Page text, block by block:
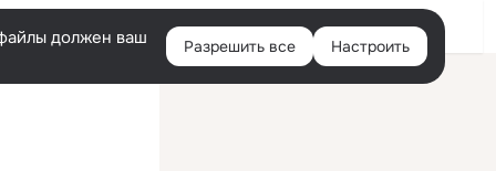
Войти
должен ваш
Разрешить все Настроить